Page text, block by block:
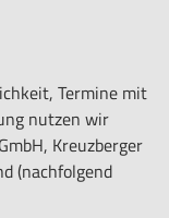
Termine mit
nutzen wir
Kreuzberger
(nachfolgend